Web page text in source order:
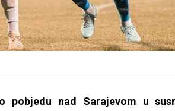
pobjedu nad Sarajevom u